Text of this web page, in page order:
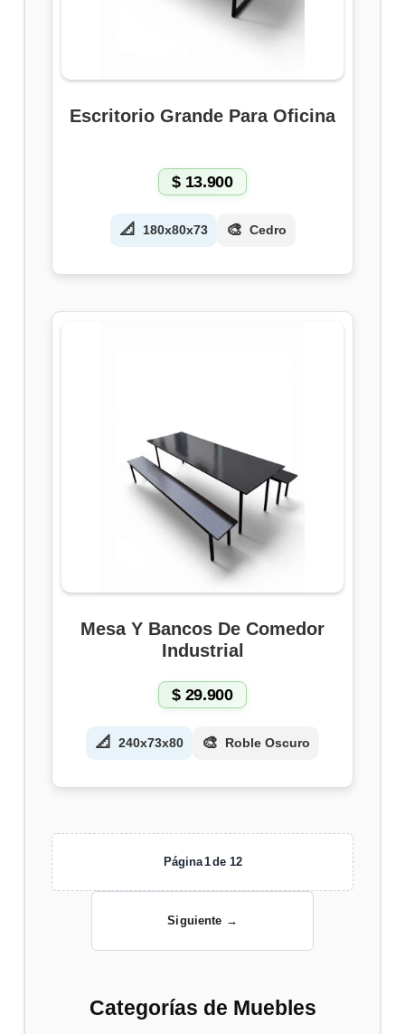
Categorías de Muebles
Escritorio Grande Para Oficina
$13.900
📐 180x80x73 🎨 Cedro
Mesa Y Bancos De Comedor
Industrial
$29.900
📐 240x73x80 🎨 Roble Oscuro
Página1de 12
Siguiente →